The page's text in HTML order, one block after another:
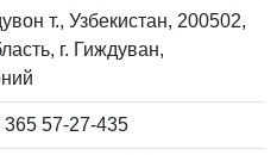
т., Узбекистан, 200502,
г. Гиждуван,
57-27-435